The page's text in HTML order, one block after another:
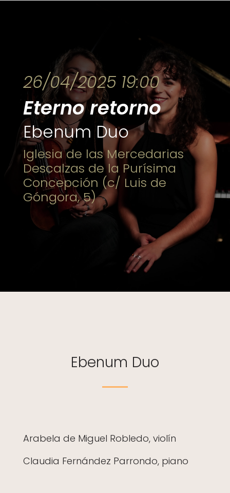
26/04/2025 19:00
Eterno retorno
Ebenum Duo
Iglesia de las Mercedarias
Descalzas de la Purísima
Concepción (c/ Luis de
Góngora, 5)
Ebenum Duo
Arabela de Miguel Robledo, violín
Claudia Fernández Parrondo, piano